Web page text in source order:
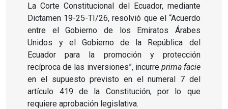
La Corte Constitucional del Ecuador, mediante
Dictamen 19-25-TI/26, resolvió que el “Acuerdo
entre el Gobierno de los Emiratos Árabes
Unidos y el Gobierno de la República del
Ecuador para la promoción y protección
recíproca de las inversiones”, incurre prima facie
en el supuesto previsto en el numeral 7 del
artículo 419 de la Constitución, por lo que
requiere aprobación legislativa.